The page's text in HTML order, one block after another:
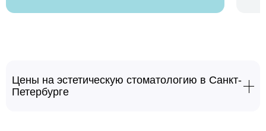
Цены на эстетическую стоматологию в Санкт-
Петербурге